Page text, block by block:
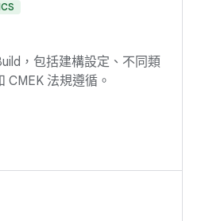
，包括建構設定、不同類
CMEK 法規遵循。